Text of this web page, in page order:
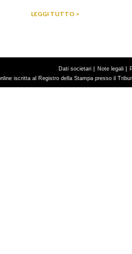
LEGGI TUTTO >
Dati societari | Note legali |
iscritta al Registro della Stampa presso il